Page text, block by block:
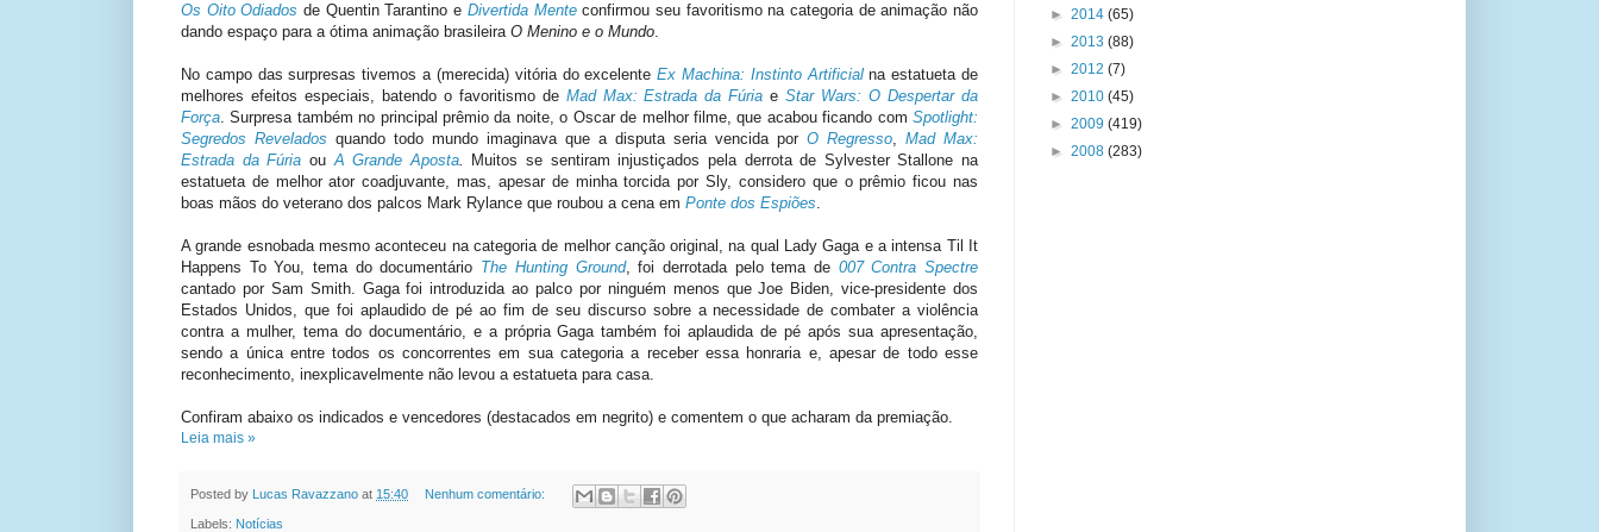
Os Oito Odiados de Quentin Tarantino e Divertida Menteconfirmou seu favoritismo na categoria de animação não
dando espaço para a ótima animação brasileira O Menino e o Mundo.
No campo das surpresas tivemos a (merecida) vitória do excelenteEx Machina: Instinto Artificialna estatueta de
melhores efeitos especiais, batendo o favoritismo de Mad Max: Estrada da Fúria eStar Wars: O Despertar da
Força. Surpresa também no principal prêmio da noite, o Oscar de melhor filme, que acabou ficando com Spotlight:
Segredos Revelados quando todo mundo imaginava que a disputa seria vencida por O Regresso, Mad Max:
Estrada da Fúria ouA Grande Aposta.
Muitos se sentiram injustiçados pela derrota de Sylvester Stallone na
estatueta de melhor ator coadjuvante, mas, apesar de minha torcida por Sly, considero que o prêmio ficou nas
boas mãos do veterano dos palcos Mark Rylance que roubou a cena em Ponte dos Espiões.
A grande esnobada mesmo aconteceu na categoria de melhor canção original, na qual Lady Gaga e a intensa Til It
Happens To You, tema do documentário The Hunting Ground, foi derrotada pelo tema de 007 Contra Spectre
cantado por Sam Smith. Gaga foi introduzida ao palco por ninguém menos que Joe Biden, vice-presidente dos
Estados Unidos, que foi aplaudido de pé ao fim de seu discurso sobre a necessidade de combater a violência
contra a mulher, tema do documentário, e a própria Gaga também foi aplaudida de pé após sua apresentação,
sendo a única entre todos os concorrentes em sua categoria a receber essa honraria e, apesar de todo esse
reconhecimento, inexplicavelmente não levou a estatueta para casa.
Confiram abaixo os indicados e vencedores (destacados em negrito) e comentem o que acharam da premiação.
Leia mais »
Posted by Lucas Ravazzano at 15:40 Nenhum comentário:
Labels: Notícias
► 2014 (65)
► 2013 (88)
► 2012 (7)
► 2010 (45)
► 2009 (419)
► 2008 (283)